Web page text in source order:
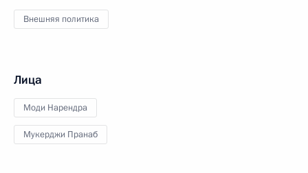
Внешняя политика
Лица
Моди Нарендра
Мукерджи Пранаб